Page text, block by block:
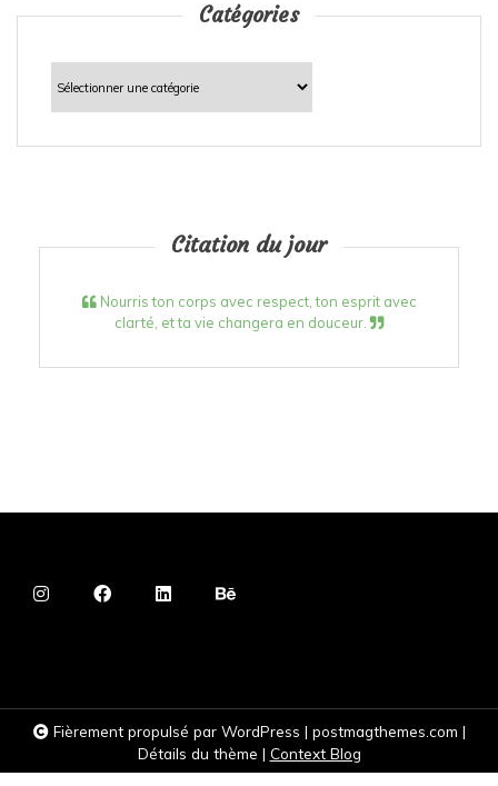
Catégories
Catégories
Citation du jour
Nourris ton corps avec respect, ton esprit avec
clarté, et ta vie changera en douceur.
Fièrement propulsé par WordPress | postmagthemes.com |
Détails du thème | Context Blog